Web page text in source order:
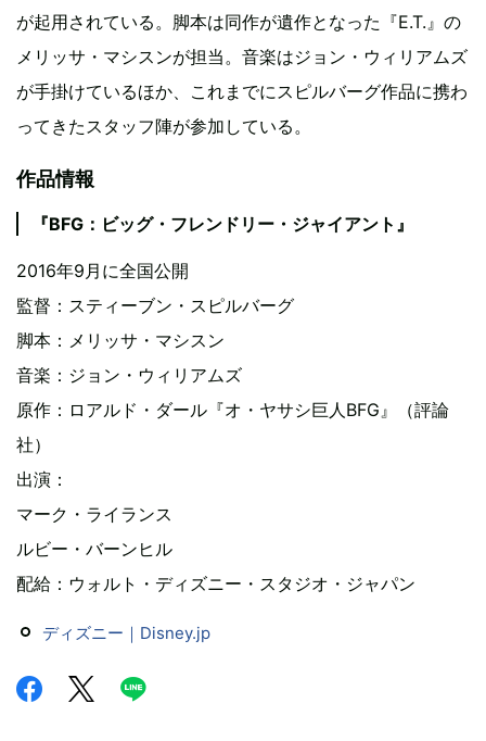
が起用されている。脚本は同作が遺作となった『E.T.』の
メリッサ・マシスンが担当。音楽はジョン・ウィリアムズ
が手掛けているほか、これまでにスピルバーグ作品に携わ
ってきたスタッフ陣が参加している。
作品情報
『BFG：ビッグ・フレンドリー・ジャイアント』
2016年9月に全国公開
監督：スティーブン・スピルバーグ
脚本：メリッサ・マシスン
音楽：ジョン・ウィリアムズ
原作：ロアルド・ダール『オ・ヤサシ巨人BFG』（評論
社）
出演：
マーク・ライランス
ルビー・バーンヒル
配給：ウォルト・ディズニー・スタジオ・ジャパン
ディズニー｜Disney.jp